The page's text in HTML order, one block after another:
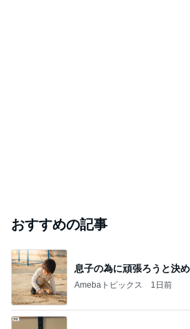
おすすめの記事
息子の為に頑張ろうと決
Amebaトピックス 1日前